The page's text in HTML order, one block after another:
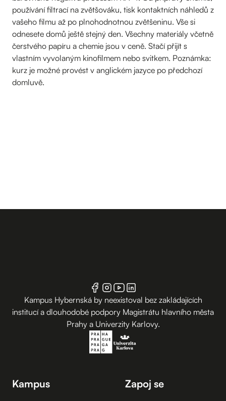
používání filtrací na zvětšováku, tisk kontaktních náhledů z
vašeho filmu až po plnohodnotnou zvětšeninu. Vše si
odnesete domů ještě stejný den. Všechny materiály včetně
čerstvého papíru a chemie jsou v ceně. Stačí přijít s
vlastním vyvolaným kinofilmem nebo svitkem. Poznámka:
kurz je možné provést v anglickém jazyce po předchozí
domluvě.
Kampus Hybernská by neexistoval bez zakládajících
institucí a dlouhodobé podpory Magistrátu hlavního města
Prahy a Univerzity Karlovy.
Kampus Zapoj se